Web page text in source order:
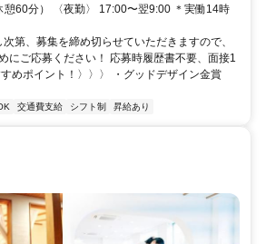
憩60分） 〈夜勤〉 17:00〜翌9:00 ＊実働14時
第、募集を締め切らせていただきますので、
にご応募ください！ 応募時履歴書不要、面接1
めポイント！〉〉〉 ・グッドデザイン金賞
交通費支給 シフト制 昇給あり